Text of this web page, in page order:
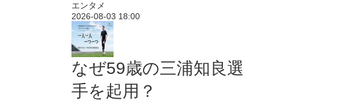
エンタメ
2026-08-03 18:00
なぜ59歳の三浦知良選
手を起用？